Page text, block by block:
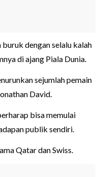
dengan selalu kalah
di ajang Piala Dunia.
sejumlah pemain
David.
bisa memulai
publik sendiri.
Qatar dan Swiss.